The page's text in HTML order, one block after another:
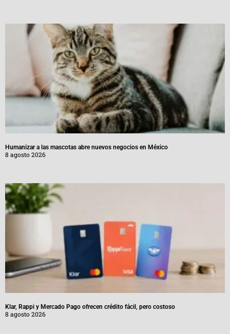
Humanizar a las mascotas abre nuevos negocios en México
8 agosto 2026
Klar, Rappi y Mercado Pago ofrecen crédito fácil, pero costoso
8 agosto 2026